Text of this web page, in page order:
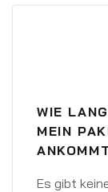
WIE
MEIN
Es gibt